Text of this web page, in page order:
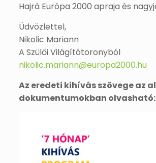
Hajrá Európa 2000 apraja és
Üdvözlettel,
Nikolic Mariann
A Szülői Világítótoronyból
nikolic.mariann@europa2000.hu
Az eredeti kihívás szövege az
dokumentumokban olvasható: